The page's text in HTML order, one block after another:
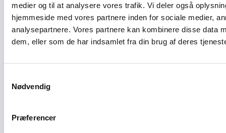
medier og til at analysere vores trafik. Vi deler også
hjemmeside med vores partnere inden for sociale medier,
analysepartnere. Vores partnere kan kombinere disse data
dem, eller som de har indsamlet fra din brug af deres
Nødvendig
Præferencer
Sammen mod falske klimaløsninger
Oplysningspuljen - Oplysningsaktivitet
Civilsamfundspuljen - Små Indsatser
Skattejagten - et børneblik på